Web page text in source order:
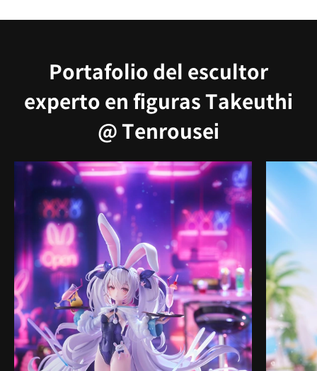
Portafolio del escultor
experto en figuras Takeuthi
@ Tenrousei